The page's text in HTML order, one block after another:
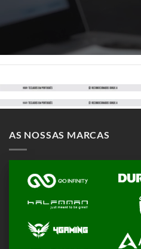
AS NOSSAS MARCAS